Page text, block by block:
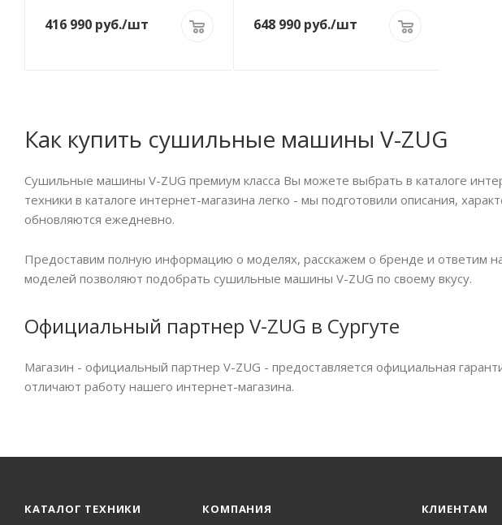
416 990 руб./шт 648 990руб./шт
Как купить сушильные машины V-ZUG
Сушильные машины V-ZUG премиум класса Вы можете выбрать в каталоге
техники в каталоге интернет-магазина легко - мы подготовили описания,
обновляются ежедневно.
Предоставим полную информацию о моделях, расскажем о бренде и ответим
моделей позволяют подобрать сушильные машины V-ZUG по своему вкусу.
Официальный партнер V-ZUG в Сургуте
Магазин - официальный партнер V-ZUG - предоставляется официальная
отличают работу нашего интернет-магазина.
КАТАЛОГ ТЕХНИКИ КОМПАНИЯ КЛИЕНТАМ